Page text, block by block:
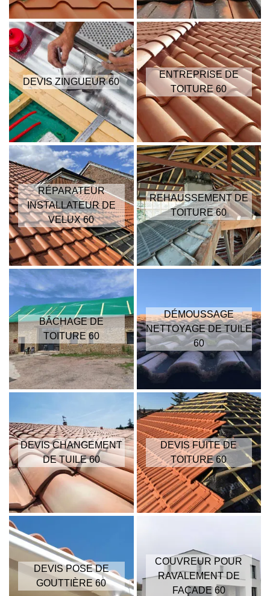
DEVIS ZINGUEUR 60
ENTREPRISE DE
TOITURE 60
RÉPARATEUR
INSTALLATEUR DE
VELUX 60
REHAUSSEMENT DE
TOITURE 60
BÂCHAGE DE
TOITURE 60
DÉMOUSSAGE
NETTOYAGE DE TUILE
60
DEVIS CHANGEMENT
DE TUILE 60
DEVIS FUITE DE
TOITURE 60
DEVIS POSE DE
GOUTTIÈRE 60
COUVREUR POUR
RAVALEMENT DE
FAÇADE 60